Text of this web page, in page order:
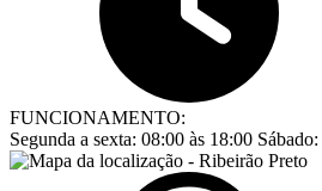
FUNCIONAMENTO:
Segunda a sexta: 08:00 às 18:00 Sábado: